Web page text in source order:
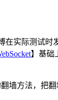
实际测试
】基础
墙方法，把